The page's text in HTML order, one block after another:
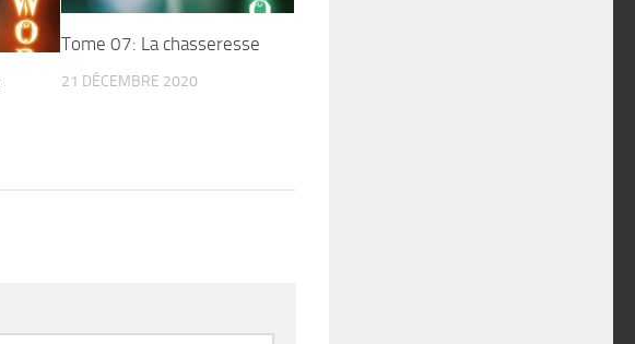
Tome 07: La chasseresse
21 DÉCEMBRE 2020